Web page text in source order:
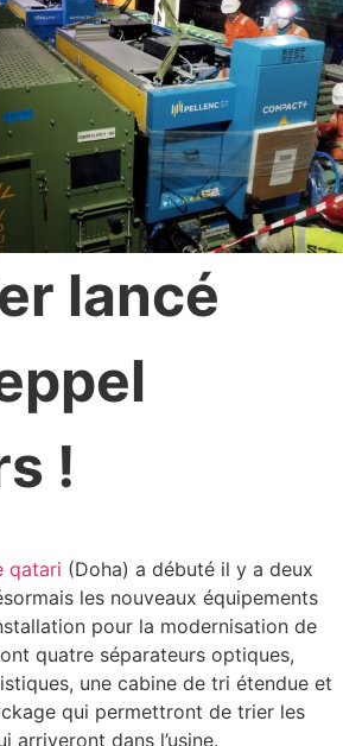
lancé
!
qatari (Doha) a débuté il y a deux
les nouveaux équipements
pour la modernisation de
quatre séparateurs optiques,
une cabine de tri étendue et
qui permettront de trier les
arriveront dans l’usine.